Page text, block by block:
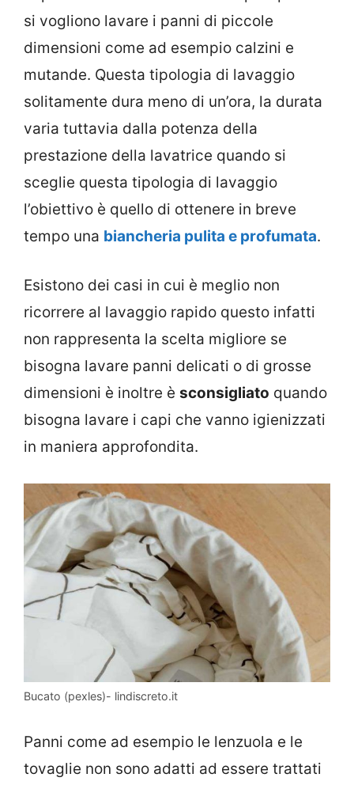
si vogliono lavare i panni di piccole
dimensioni come ad esempio calzini e
mutande. Questa tipologia di lavaggio
solitamente dura meno di un’ora, la durata
varia tuttavia dalla potenza della
prestazione della lavatrice quando si
sceglie questa tipologia di lavaggio
l’obiettivo è quello di ottenere in breve
tempo una biancheria pulita e profumata.
Esistono dei casi in cui è meglio non
ricorrere al lavaggio rapido questo infatti
non rappresenta la scelta migliore se
bisogna lavare panni delicati o di grosse
dimensioni è inoltre è sconsigliato quando
bisogna lavare i capi che vanno igienizzati
in maniera approfondita.
Bucato (pexles)- lindiscreto.it
Panni come ad esempio le lenzuola e le
tovaglie non sono adatti ad essere trattati